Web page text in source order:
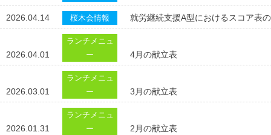
2026.04.14 桜木会情報 就労継続支援A型におけるスコア表
2026.04.01
ランチメニュ
ー
4月の献立表
2026.03.01
ランチメニュ
ー
3月の献立表
2026.01.31
ランチメニュ
ー
2月の献立表